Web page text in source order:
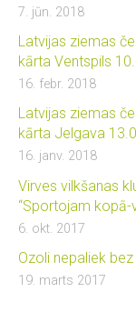
7. jūn. 2018
Latvijas ziemas
kārta Ventspils
16. febr. 2018
Latvijas ziemas
kārta Jelgava
16. janv. 2018
Virves vilkšanas
“Sportojam kopā-
6. okt. 2017
Ozoli nepaliek
19. marts 2017